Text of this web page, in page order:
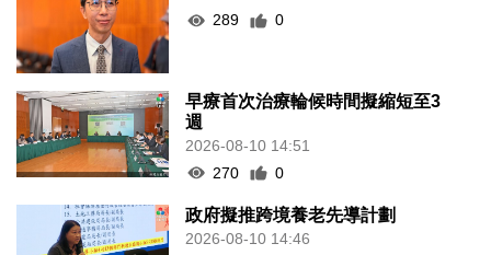
289
0
早療首次治療輪候時間擬縮短至3
週
2026-08-10 14:51
270
0
政府擬推跨境養老先導計劃
2026-08-10 14:46